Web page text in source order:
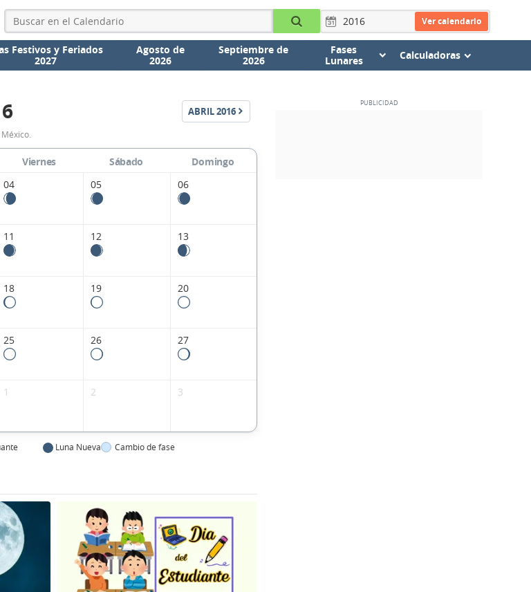
Ver calendario
Festivos y Feriados
2027
Agosto de
2026
Septiembre de
2026
Fases
Lunares
Calculadoras
ABRIL2016
Viernes Sábado
Domingo
04 05 06
11 12 13
18 19 20
25 26 27
1 2 3
Luna Nueva Cambio de fase